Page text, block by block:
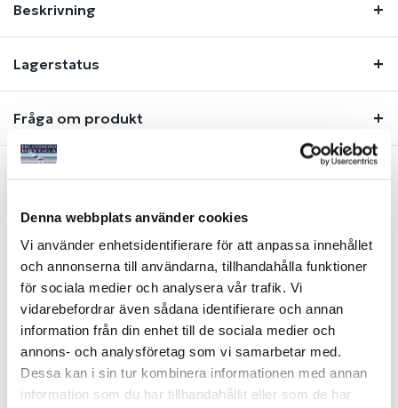
Denna webbplats använder cookies
Vi använder enhetsidentifierare för att anpassa innehållet
och annonserna till användarna, tillhandahålla funktioner
för sociala medier och analysera vår trafik. Vi
vidarebefordrar även sådana identifierare och annan
information från din enhet till de sociala medier och
annons- och analysföretag som vi samarbetar med.
Dessa kan i sin tur kombinera informationen med annan
information som du har tillhandahållit eller som de har
Beskrivning
Lagerstatus
Fråga om produkt
Liknande produkter